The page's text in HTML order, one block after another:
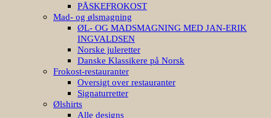
PÅSKEFROKOST
Mad- og ølsmagning
ØL- OG MADSMAGNING MED JAN-ERIK
INGVALDSEN
Norske juleretter
Danske Klassikere på Norsk
Frokost-restauranter
Oversigt over restauranter
Signaturretter
Ølshirts
Alle designs